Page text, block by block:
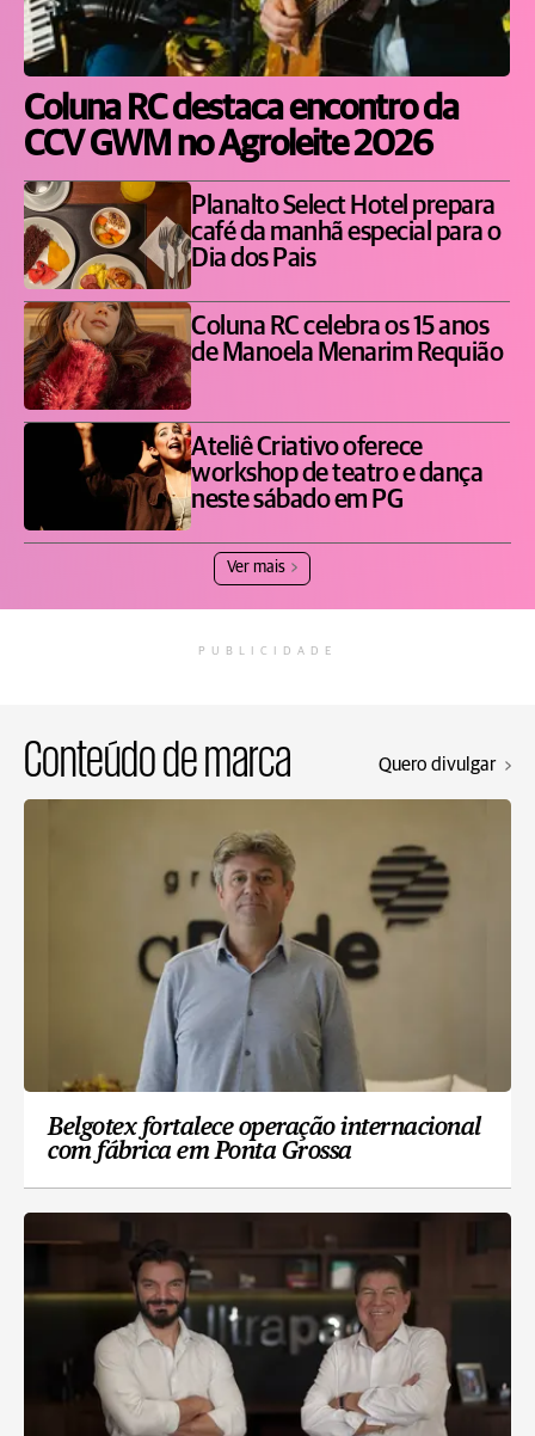
Coluna RC destaca encontro da
CCV GWM no Agroleite 2026
Planalto Select Hotel prepara
café da manhã especial para o
Dia dos Pais
Coluna RC celebra os 15 anos
de Manoela Menarim Requião
Ateliê Criativo oferece
workshop de teatro e dança
neste sábado em PG
Ver mais
PUBLICIDADE
Conteúdo de marca Quero divulgar
Belgotex fortalece operação internacional
com fábrica em Ponta Grossa